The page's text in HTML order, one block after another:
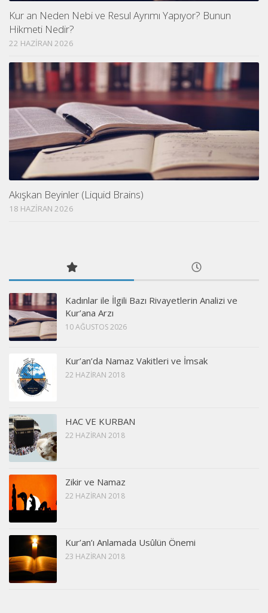
Kur an Neden Nebi ve Resul Ayrımı Yapıyor? Bunun
Hikmeti Nedir?
22 HAZIRAN 2026
Akışkan Beyinler (Liquid Brains)
18 HAZIRAN 2026
Kadınlar ile İlgili Bazı Rivayetlerin Analizi ve
Kur’ana Arzı
10 AĞUSTOS 2026
Kur’an’da Namaz Vakitleri ve İmsak
22 HAZIRAN 2018
HAC VE KURBAN
22 HAZIRAN 2018
Zikir ve Namaz
22 HAZIRAN 2018
Kur’an’ı Anlamada Usûlün Önemi
23 HAZIRAN 2018